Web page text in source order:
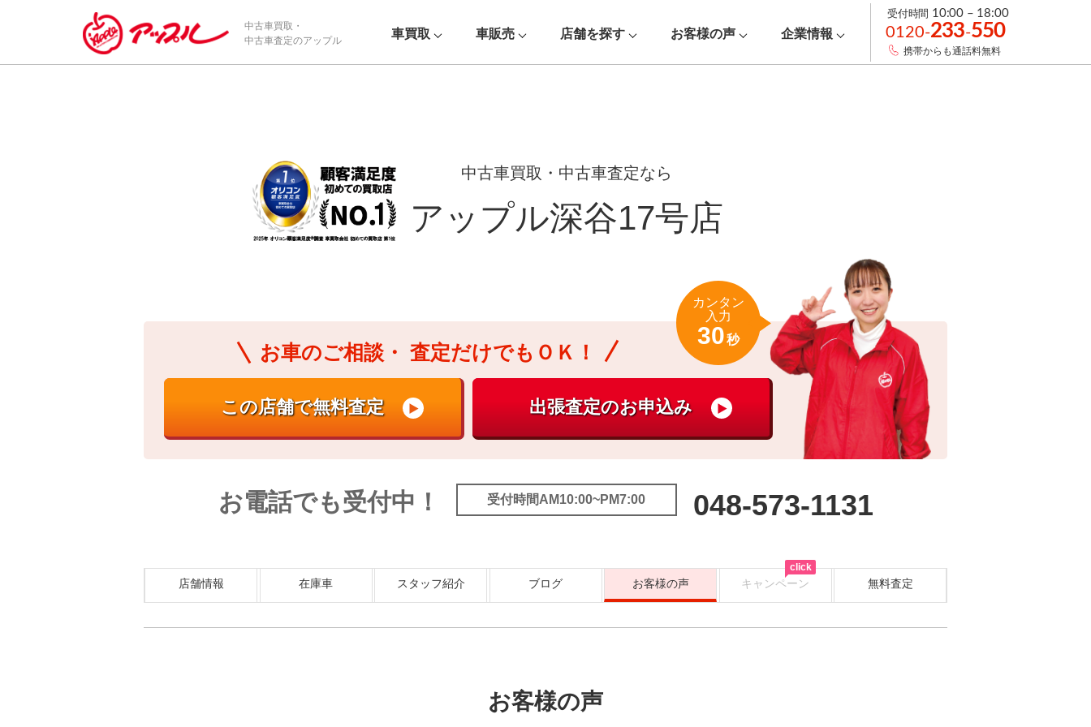
/*ABテスト_新規査定フォームの為のCVボタン*/
中古車買取・
中古車査定のアップル
車買取 車販売 店舗を探す お客様の声 企業情報
受付時間 10:00 – 18:00
0120-233-550
携帯からも通話料無料
中古車買取・中古車査定なら
アップル深谷17号店
お車のご相談・ 査定だけでもＯＫ！
カンタン
入力
30秒
お電話でも受付中！ 受付時間AM10:00~PM7:00 048-573-1131
店舗情報 在庫車 スタッフ紹介 ブログ お客様の声 キャンペーン 無料査定
click
お客様の声